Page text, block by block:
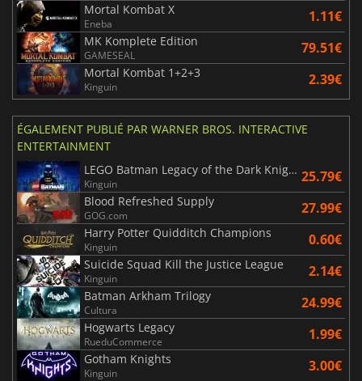
Mortal Kombat X
Eneba 1.11€
MK Komplete Edition
GAMESEAL 79.51€
Mortal Kombat 1+2+3
Kinguin 2.39€
ÉGALEMENT PUBLIÉ PAR WARNER BROS. INTERACTIVE
ENTERTAINMENT
LEGO Batman Legacy of the Dark Knight
Kinguin 25.79€
Blood Refreshed Supply
GOG.com 27.99€
Harry Potter Quidditch Champions
Kinguin 0.60€
Suicide Squad Kill the Justice League
Kinguin 2.14€
Batman Arkham Trilogy
Cultura 24.99€
Hogwarts Legacy
RueduCommerce 1.99€
Gotham Knights
Kinguin 3.00€